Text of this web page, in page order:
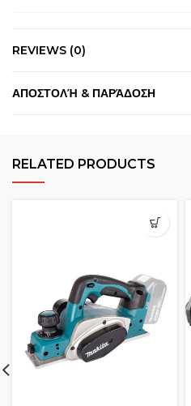
REVIEWS (0)
ΑΠΟΣΤΟΛΉ & ΠΑΡΆΔΟΣΗ
RELATED PRODUCTS